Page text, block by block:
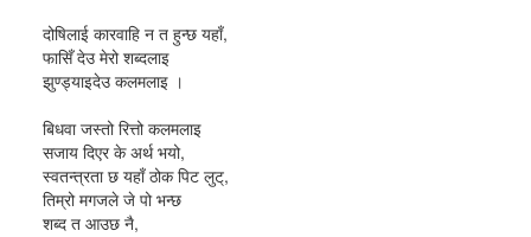
दोषिलाई कारवाहि न त हुन्छ यहाँ,
फासिँ देउ मेरो शब्दलाइ
झुण्ड्याइदेउ कलमलाइ ।
बिधवा जस्तो रित्तो कलमलाइ
सजाय दिएर के अर्थ भयो,
स्वतन्त्रता छ यहाँ ठोक पिट लुट्,
तिम्रो मगजले जे पो भन्छ
शब्द त आउछ नै,